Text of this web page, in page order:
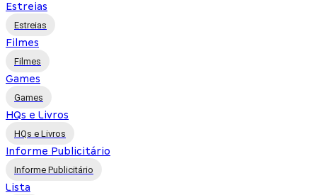
Estreias
Estreias
Filmes
Filmes
Games
Games
HQs e Livros
HQs e Livros
Informe Publicitário
Informe Publicitário
Lista